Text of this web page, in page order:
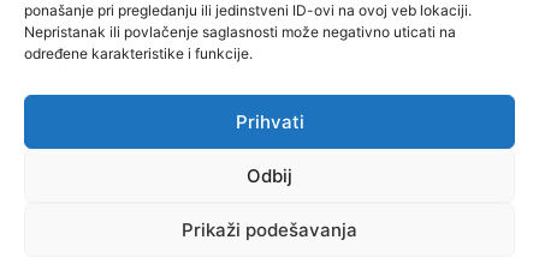
ponašanje pri pregledanju ili jedinstveni ID-ovi na ovoj veb lokaciji.
Nepristanak ili povlačenje saglasnosti može negativno uticati na
određene karakteristike i funkcije.
Prihvati
Odbij
Prikaži podešavanja